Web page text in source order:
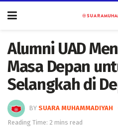
Alumni UAD
Masa Depan
Selangkah di
BY SUARA MUHAMMADIYAH
Reading Time: 2 mins read